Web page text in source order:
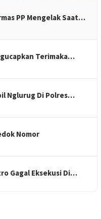
PP Mengelak Saat…
Terimaka…
Nglurug Di Polres…
Nomor
Gagal Eksekusi Di…